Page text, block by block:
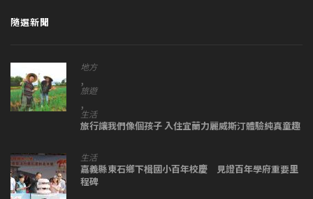
隨選新聞
地方
,
旅遊
,
生活
旅行讓我們像個孩子 入住宜蘭力麗威斯汀體驗純真童趣
生活
嘉義縣東石鄉下楫國小百年校慶 見證百年學府重要里
程碑